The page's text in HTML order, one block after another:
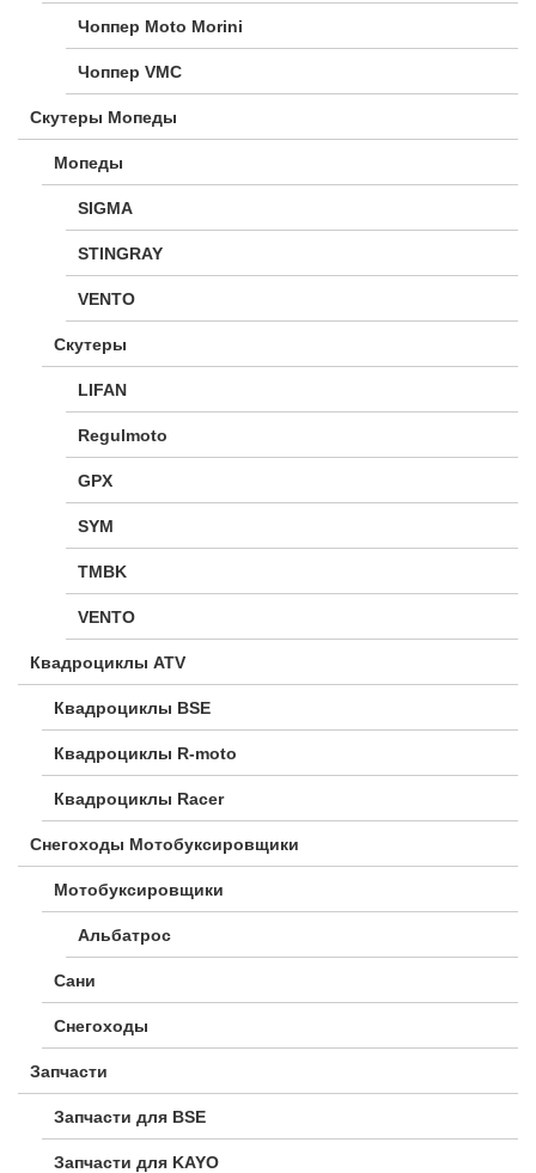
Чоппер Moto Morini
Чоппер VMC
Скутеры Мопеды
Мопеды
SIGMA
STINGRAY
VENTO
Скутеры
LIFAN
Regulmoto
GPX
SYM
TMBK
VENTO
Квадроциклы ATV
Квадроциклы BSE
Квадроциклы R-moto
Квадроциклы Racer
Снегоходы Мотобуксировщики
Мотобуксировщики
Альбатрос
Сани
Снегоходы
Запчасти
Запчасти для BSE
Запчасти для KAYO